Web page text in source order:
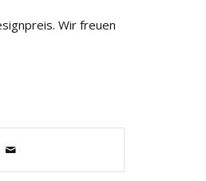
Wir freuen